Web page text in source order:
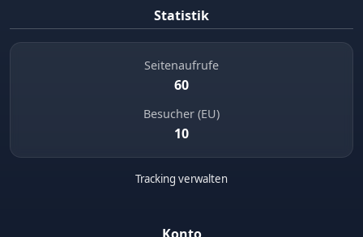
Statistik
Seitenaufrufe
60
Besucher (EU)
10
Tracking verwalten
Konto